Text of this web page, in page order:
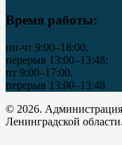
Время работы:
пн-чт 9:00–18:00,
перерыв 13:00–13:48;
пт 9:00–17:00,
перерыв 13:00–13:48
© 2026.
Ленинградской